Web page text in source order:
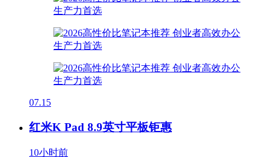
07.15
红米K Pad 8.9英寸平板钜惠
10小时前